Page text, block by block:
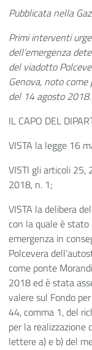
Pubblicata nella
Primi interventi
dell’emergenza
del viadotto
Genova, noto
del 14 agosto 2018.
IL CAPO DEL
VISTA la legge 16
VISTI gli articoli 25,
2018, n. 1;
VISTA la delibera
con la quale è
emergenza in
Polcevera
come ponte
2018 ed è stata
valere sul Fondo
44, comma 1, del
per la realizzazione
lettere a) e b) del